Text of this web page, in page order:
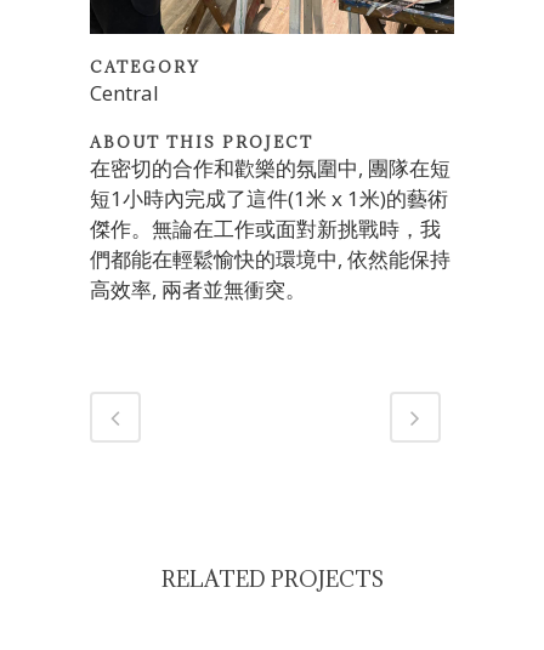
CATEGORY
Central
ABOUT THIS PROJECT
在密切的合作和歡樂的氛圍中, 團隊在短
短1小時內完成了這件(1米 x 1米)的藝術
傑作。無論在工作或面對新挑戰時，我
們都能在輕鬆愉快的環境中, 依然能保持
高效率, 兩者並無衝突。
RELATED PROJECTS